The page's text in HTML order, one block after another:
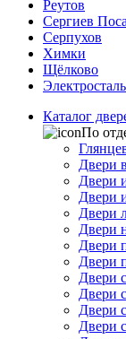
Реутов
Сергиев
Серпухов
Химки
Щёлково
Электросталь
Каталог
По
Двери
Двери
Двери
Двери
Двери
Двери
Двери
Двери
Двери
Двери
Двери